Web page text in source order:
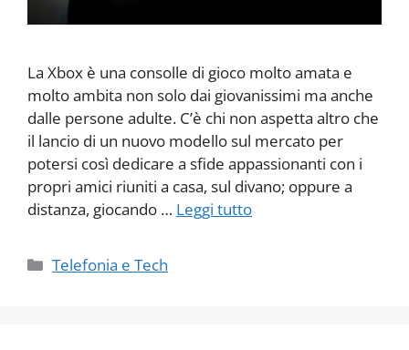
La Xbox è una consolle di gioco molto amata e
molto ambita non solo dai giovanissimi ma anche
dalle persone adulte. C’è chi non aspetta altro che
il lancio di un nuovo modello sul mercato per
potersi così dedicare a sfide appassionanti con i
propri amici riuniti a casa, sul divano; oppure a
distanza, giocando … Leggi tutto
Categorie
Telefonia e Tech